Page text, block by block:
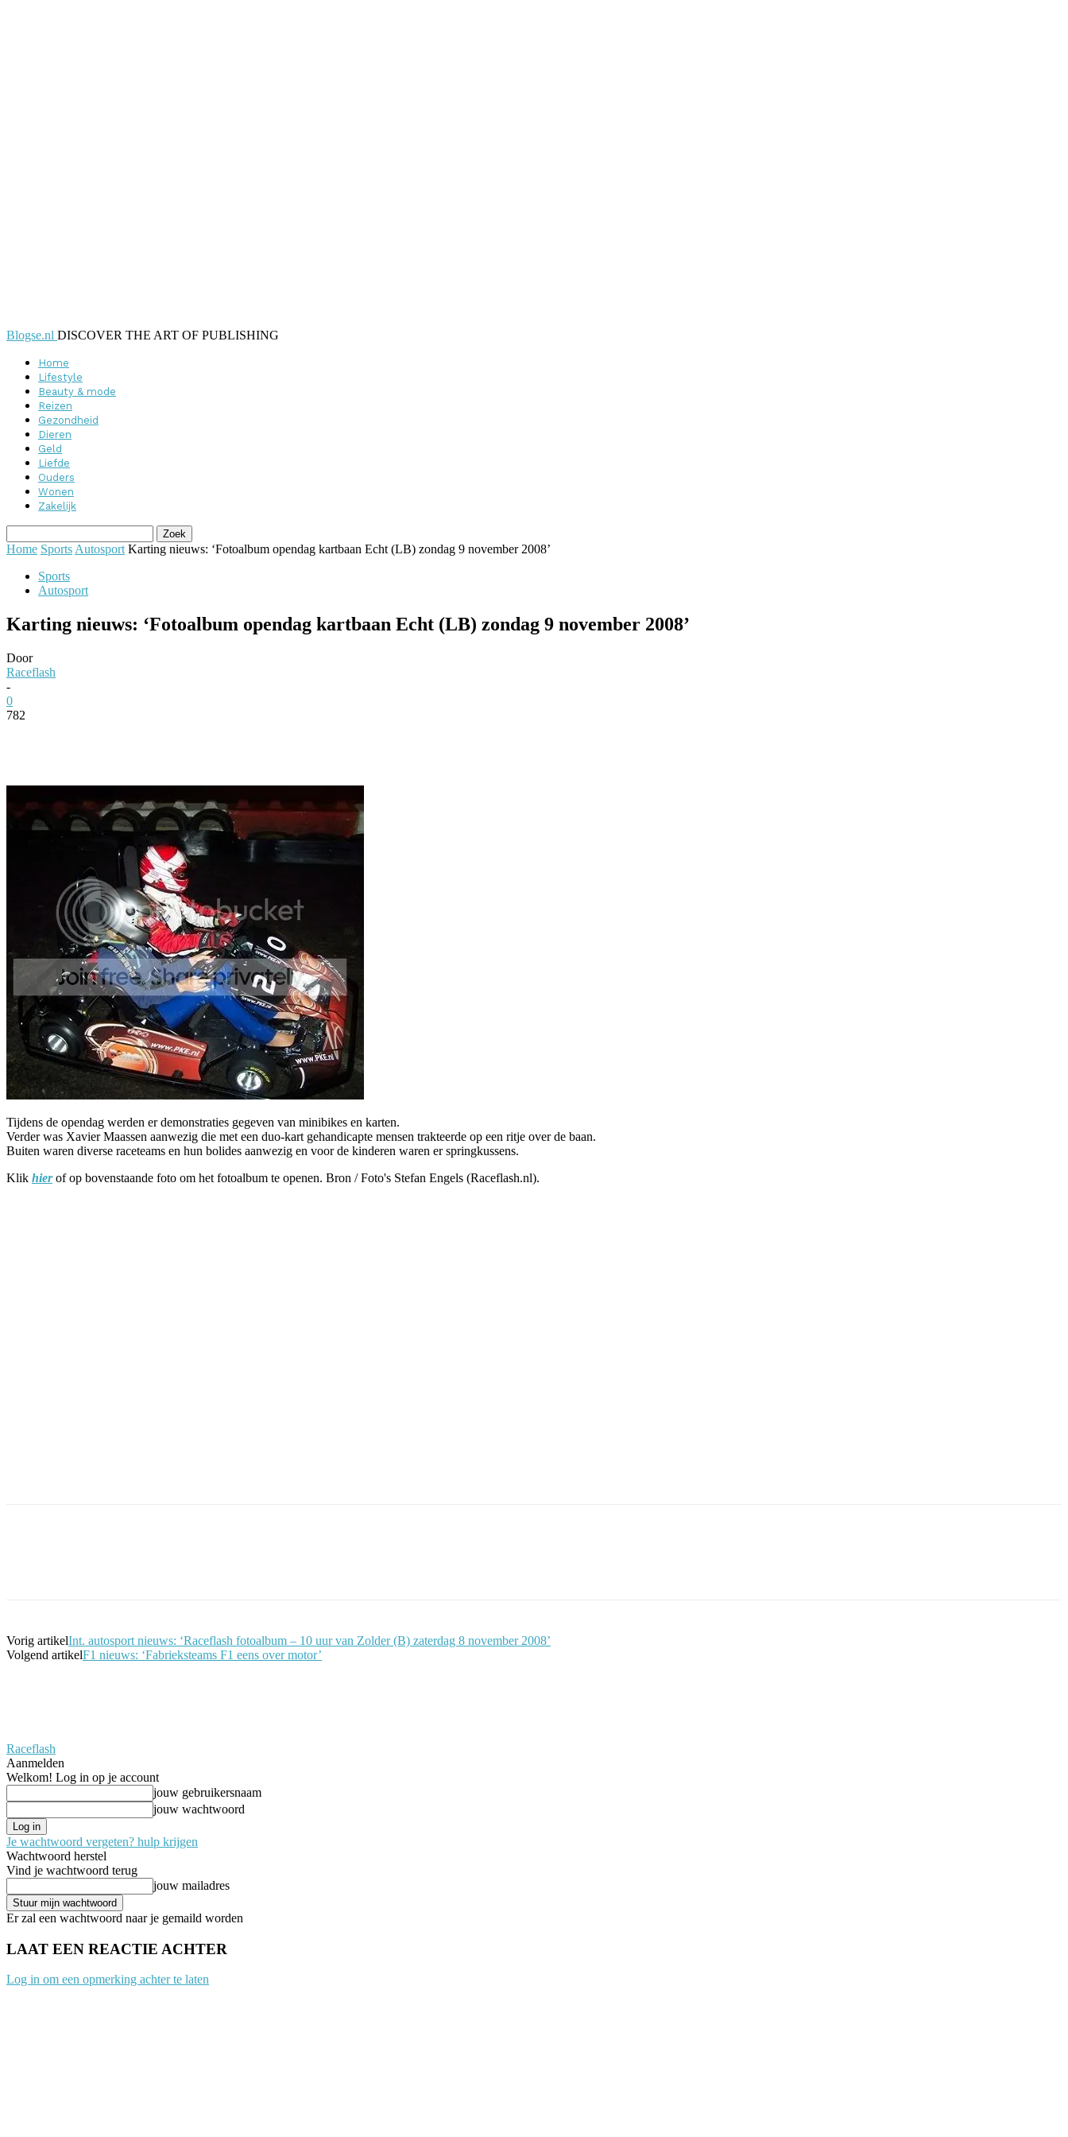
Blogse.nl DISCOVER THE ART OF PUBLISHING
Home
Lifestyle
Beauty & mode
Reizen
Gezondheid
Dieren
Geld
Liefde
Ouders
Wonen
Zakelijk
Home Sports Autosport Karting nieuws: ‘Fotoalbum opendag kartbaan Echt (LB) zondag 9 november 2008’
Sports
Autosport
Karting nieuws: ‘Fotoalbum opendag kartbaan Echt (LB) zondag 9 november 2008’
Door
Raceflash
-
0
782
Tijdens de opendag werden er demonstraties gegeven van minibikes en karten.
Verder was Xavier Maassen aanwezig die met een duo-kart gehandicapte mensen trakteerde op een ritje over de baan.
Buiten waren diverse raceteams en hun bolides aanwezig en voor de kinderen waren er springkussens.
Klik hierof op bovenstaande foto om het fotoalbum te openen. Bron / Foto's Stefan Engels (Raceflash.nl).
Vorig artikelInt. autosport nieuws: ‘Raceflash fotoalbum – 10 uur van Zolder (B) zaterdag 8 november 2008’
Volgend artikelF1 nieuws: ‘Fabrieksteams F1 eens over motor’
Raceflash
Aanmelden
Welkom! Log in op je account
jouw gebruikersnaam
jouw wachtwoord
Je wachtwoord vergeten? hulp krijgen
Wachtwoord herstel
Vind je wachtwoord terug
jouw mailadres
Er zal een wachtwoord naar je gemaild worden
LAAT EEN REACTIE ACHTER
Log in om een opmerking achter te laten